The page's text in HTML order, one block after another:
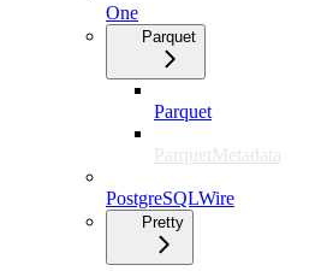
One
Parquet
Parquet
ParquetMetadata
PostgreSQLWire
Pretty